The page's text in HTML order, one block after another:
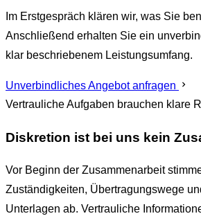
Im Erstgespräch klären wir, was Sie
Anschließend erhalten Sie ein
klar beschriebenem Leistungsumfang.
Unverbindliches Angebot anfragen
Vertrauliche Aufgaben brauchen klare
Diskretion ist bei uns kein
Vor Beginn der Zusammenarbeit
Zuständigkeiten, Übertragungswege
Unterlagen ab. Vertrauliche